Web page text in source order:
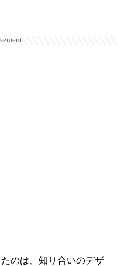
のは、知り合いのデザ